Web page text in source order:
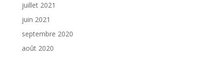
juillet 2021
juin 2021
septembre 2020
août 2020